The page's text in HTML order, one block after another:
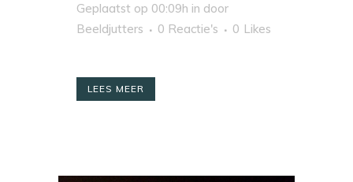
Geplaatst op 00:09h in door
Beeldjutters
0 Reactie's 0 Likes
LEES MEER